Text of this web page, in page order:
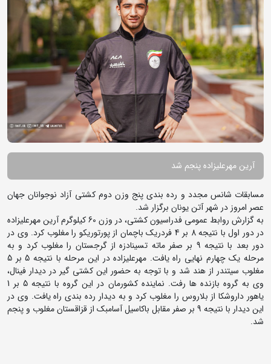
آرین مهرعلیزاده پنجم شد
مسابقات شانس مجدد و رده بندی پنج وزن دوم کشتی آزاد نوجوانان جهان
عصر امروز در شهر آتن یونان برگزار شد.
به گزارش روابط عمومی فدراسیون کشتی، در وزن 60 کیلوگرم آرین مهرعلیزاده
در دور اول با نتیجه 8 بر 4 فردریک باچمان از پورتوریکو را مغلوب کرد. وی در
دور بعد با نتیجه 9 بر صفر ماته تسینادزه از گرجستان را مغلوب کرد و به
مرحله یک چهارم نهایی راه یافت. مهرعلیزاده در این مرحله با نتیجه 5 بر 5
مغلوب سیتندر از هند شد و با توجه به حضور این کشتی گیر در دیدار فینال،
وی به گروه بازنده ها رفت. نماینده کشورمان در این گروه با نتیجه 5 بر 1
یاهور داروشکا از بلاروس را مغلوب کرد و به دیدار رده بندی راه یافت. وی در
این دیدار با نتیجه 9 بر صفر مقابل باکاسیل آسامبک از قزاقستان مغلوب و پنجم
شد.